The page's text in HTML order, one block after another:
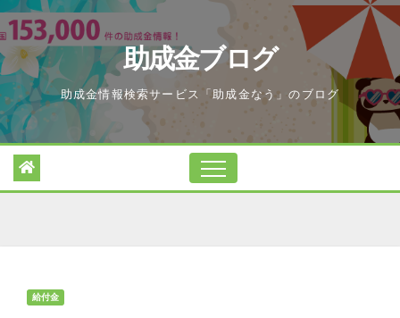
Skip
to
content
助成金ブログ
助成金情報検索サービス「助成金なう」のブログ
給付金